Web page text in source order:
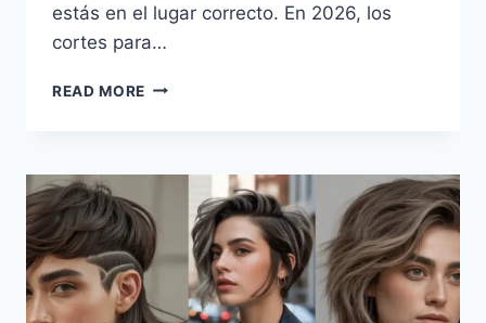
estás en el lugar correcto. En 2026, los
cortes para…
READ MORE CORTES
LOS
ESTILOS
QUE
MÁS
FAVORECEN
Y
SON